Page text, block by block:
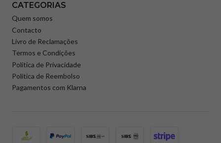
CATEGORIAS
Quem somos
Contacto
Livro de Reclamações
Termos e Condições
Política de Privacidade
Politica de Reembolso
Pagamentos com Klarna